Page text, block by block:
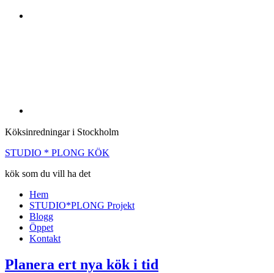
Köksinredningar i Stockholm
STUDIO * PLONG KÖK
kök som du vill ha det
Hem
STUDIO*PLONG Projekt
Blogg
Öppet
Kontakt
Planera ert nya kök i tid